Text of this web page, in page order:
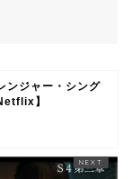
ンジャー・シング
】